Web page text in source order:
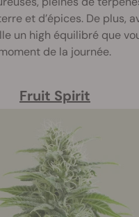
et d’épices. De plus,
un high équilibré que
de la journée.
Fruit Spirit